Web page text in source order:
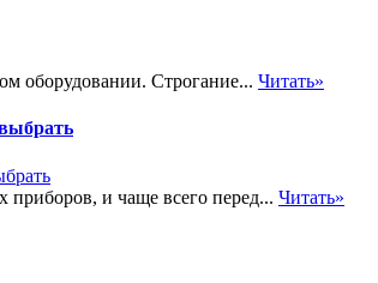
оборудовании. Строгание... Читать»
приборов, и чаще всего перед... Читать»